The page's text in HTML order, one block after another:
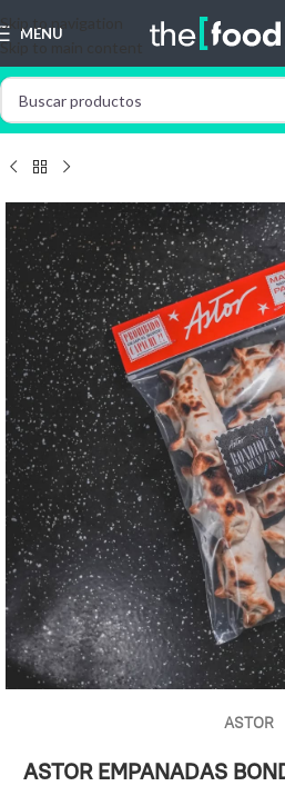
Skip to navigation
Skip to main content
MENU
ASTOR
ASTOR EMPANADAS